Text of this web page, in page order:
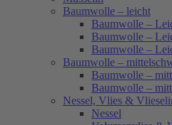
Baumwolle – leicht
Baumwolle –
Baumwolle –
Baumwolle –
Baumwolle –
Baumwolle –
Baumwolle –
Nessel, Vlies &
Nessel